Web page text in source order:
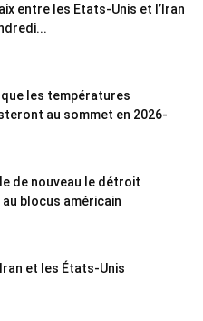
entre les Etats-Unis et l’Iran
que les températures
au sommet en 2026-
de nouveau le détroit
au blocus américain
et les États-Unis